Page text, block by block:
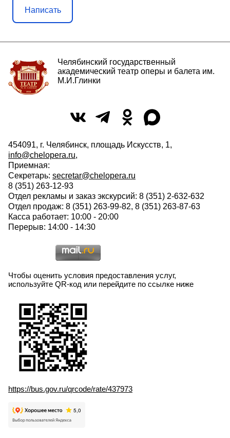
Написать
Челябинский государственный
академический театр оперы и балета им.
М.И.Глинки
454091, г. Челябинск, площадь Искусств, 1,
info@chelopera.ru,
Приемная:
Секретарь: secretar@chelopera.ru
8 (351) 263-12-93
Отдел рекламы и заказ экскурсий: 8 (351) 2-632-632
Отдел продаж: 8 (351) 263-99-82, 8 (351) 263-87-63
Касса работает: 10:00 - 20:00
Перерыв: 14:00 - 14:30
Чтобы оценить условия предоставления услуг,
используйте QR-код или перейдите по ссылке ниже
https://bus.gov.ru/qrcode/rate/437973